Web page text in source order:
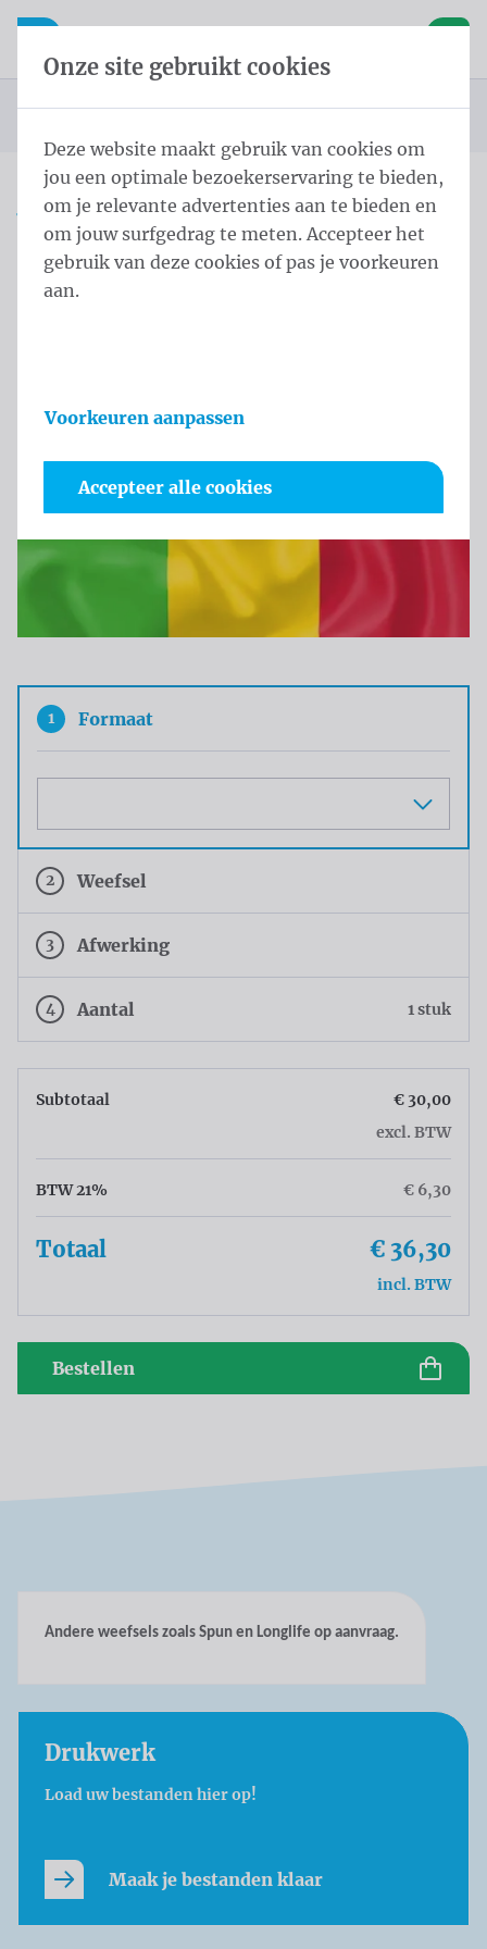
Inhoud overslaan
Taalkeuze overslaan
Open mobiele navigatie
Startpagina
Producten
Vlaggen
Officiële vlaggen
Landenvlaggen
Landenvlaggen Afrika Vlag Mali
Vlag Mali
Productinformatie
1 Formaat
2 Weefsel
3 Afwerking
4 Aantal 1 stuk
Subtotaal
€ 30,00
excl. BTW
BTW 21% € 6,30
Totaal € 36,30
incl. BTW
Bestellen
Andere weefsels zoals Spun en Longlife op aanvraag.
Drukwerk
Load uw bestanden hier op!
Maak je bestanden klaar
Onze site gebruikt cookies
Deze website maakt gebruik van cookies om
jou een optimale bezoekerservaring te bieden,
om je relevante advertenties aan te bieden en
om jouw surfgedrag te meten. Accepteer het
gebruik van deze cookies of pas je voorkeuren
aan.
Voorkeuren aanpassen
Accepteer alle cookies